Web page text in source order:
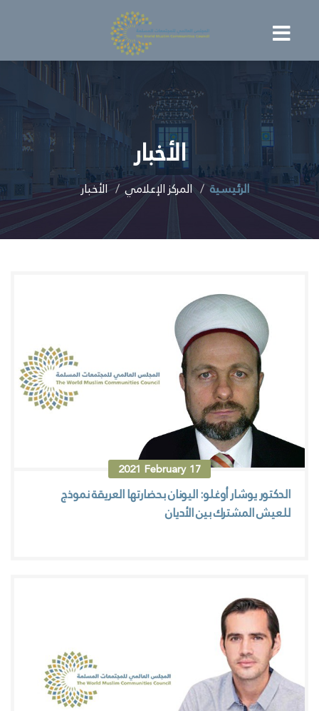
الأخبار
الرئيسية المركز الإعلامي الأخبار
17
February
2021
الدكتور يوشار أوغلو: اليونان بحضارتها العريقة نموذج
للعيش المشترك بين الأديان